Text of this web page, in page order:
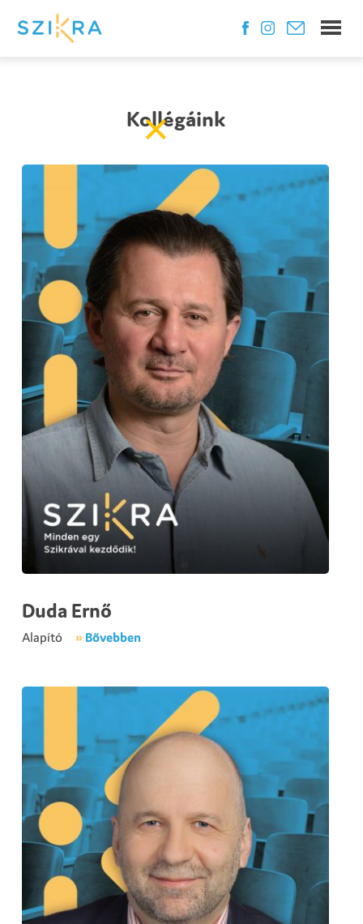
Kollégáink
Duda Ernő
Alapító » Bővebben
×